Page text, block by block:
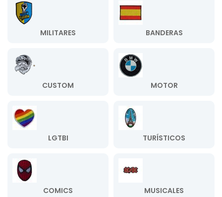
MILITARES BANDERAS
CUSTOM MOTOR
LGTBI TURÍSTICOS
COMICS MUSICALES